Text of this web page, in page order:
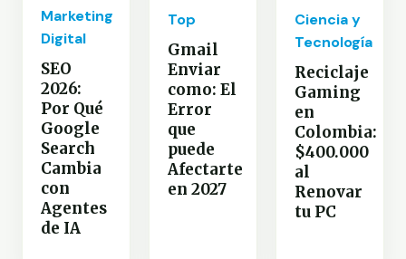
Marketing
Digital
SEO
2026:
Por Qué
Google
Search
Cambia
con
Agentes
de IA
Top
Gmail
Enviar
como: El
Error
que
puede
Afectarte
en 2027
Ciencia y
Tecnología
Reciclaje
Gaming
en
Colombia:
$400.000
al
Renovar
tu PC